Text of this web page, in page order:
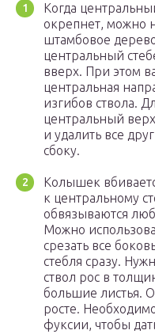
Когда
окрепнет, можно
штамбовое
центральный
вверх. При этом
центральная
изгибов ствола.
центральный
и удалить все
сбоку.
Колышек
к центральному
обвязываются
Можно
срезать все
стебля сразу.
ствол рос в
большие листья.
росте.
фуксии, чтобы